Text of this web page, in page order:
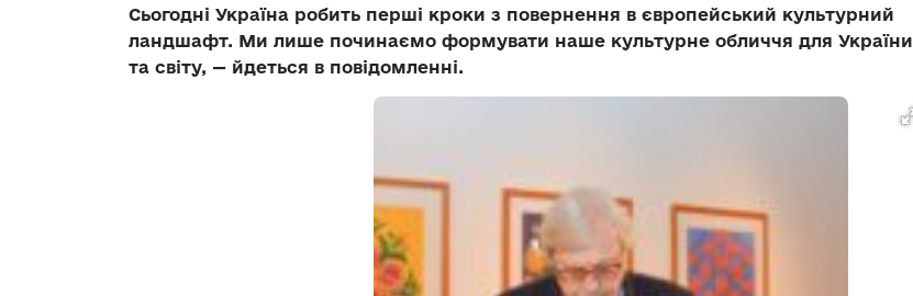
Сьогодні Україна робить перші кроки з повернення в європейський культурний
ландшафт. Ми лише починаємо формувати наше культурне обличчя для України
та світу, — йдеться в повідомленні.